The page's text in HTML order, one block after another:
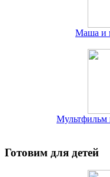
Маша и
Мультфильм
Готовим для детей